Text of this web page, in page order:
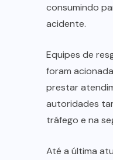
consumindo
acidente.
Equipes de
foram
prestar
autoridades
tráfego e na
Até a última